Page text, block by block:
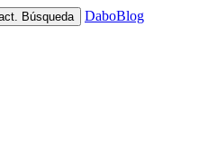
Búsqueda DaboBlog